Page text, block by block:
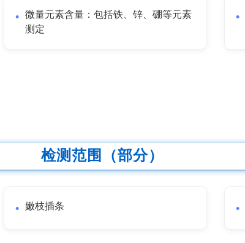
微量元素含量：包括铁、锌、硼等元素
测定
检测范围（部分）
嫩枝插条